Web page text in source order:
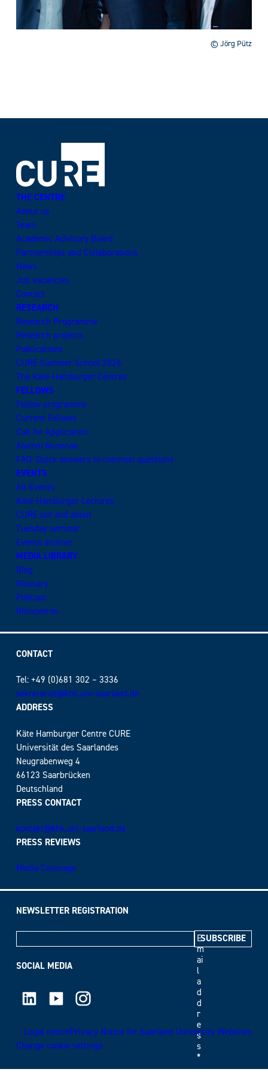
© Jörg Pütz
THE CENTRE
About us
Team
Academic Advisory Board
Partnerships and Collaborations
News
Job vacancies
Contact
RESEARCH
Research Programme
Research projects
Publications
CURE Summer School 2026
The Käte Hamburger Centres
FELLOWS
Fellow programme
Current Fellows
Call for Application
Alumni:Alumnae
FAQ: Quick answers to common questions
EVENTS
All Events
Käte Hamburger Lectures
CURE out and about
Tuesday seminar
Events archive
MEDIA LIBRARY
Blog
Glossary
Podcast
Rhinozeros
CONTACT
Tel: +49 (0)681 302 – 3336
sekretariat@khk.uni-saarland.de
ADDRESS
Käte Hamburger Centre CURE
Universität des Saarlandes
Neugrabenweg 4
66123 Saarbrücken
Deutschland
PRESS CONTACT
kontakt@khk.uni-saarland.de
PRESS REVIEWS
Media Coverage
NEWSLETTER REGISTRATION
E
m
ai
l
a
d
d
r
e
s
s
*
SOCIAL MEDIA
LinkedIn Youtube Instagram
Legal noticePrivacy Notice for Saarland University Websites
Change cookie settings